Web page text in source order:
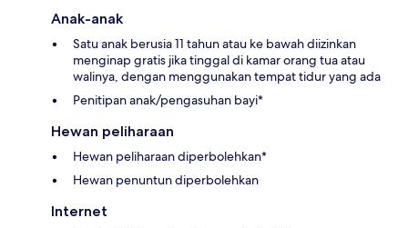
Anak-anak
Satu anak berusia 11 tahun atau ke bawah diizinkan
menginap gratis jika tinggal di kamar orang tua atau
walinya, dengan menggunakan tempat tidur yang ada
Penitipan anak/pengasuhan bayi*
Hewan peliharaan
Hewan peliharaan diperbolehkan*
Hewan penuntun diperbolehkan
Internet